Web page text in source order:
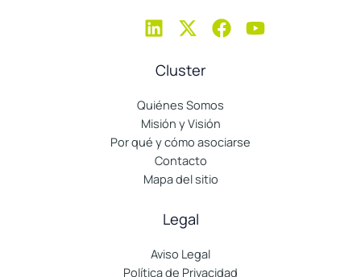
Cluster
Quiénes Somos
Misión y Visión
Por qué y cómo asociarse
Contacto
Mapa del sitio
Legal
Aviso Legal
Política de Privacidad